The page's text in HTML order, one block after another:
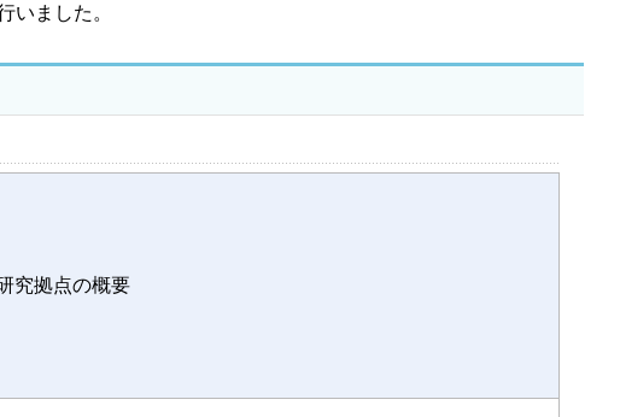
いました。
究拠点の概要